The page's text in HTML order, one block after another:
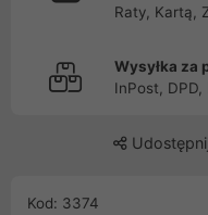
Raty, Kartą,
Wysyłka za
InPost, DPD,
Udostępnij
Kod: 3374